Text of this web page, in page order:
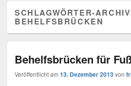
SCHLAGWÖRTER-
BEHELFSBRÜCKEN
Behelfsbrücken für
Veröffentlicht am 13. Dezember 2013von